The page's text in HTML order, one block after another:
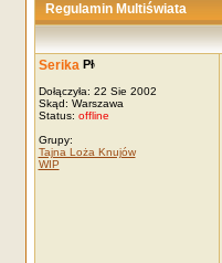
Regulamin Multiświata
Serika
Dołączyła: 22 Sie 2002
Skąd: Warszawa
Status: offline
Grupy:
Tajna Loża Knujów
WIP